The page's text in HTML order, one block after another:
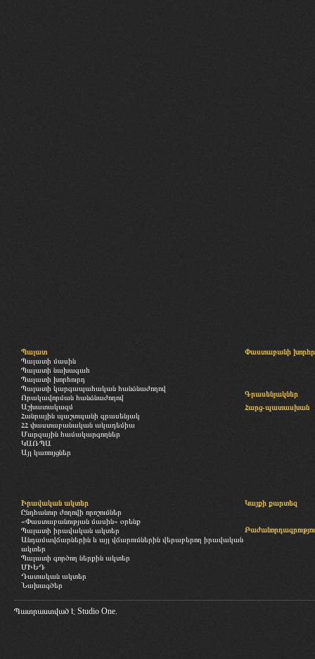
Պալատ
Պալատի մասին
Պալատի նախագահ
Պալատի խորհուրդ
Պալատի կարգապահական հանձնաժողով
Որակավորման հանձնաժողով
Աշխատակազմ
Հանրային պաշտպանի գրասենյակ
ՀՀ փաստաբանական ակադեմիա
Մարզային համակարգողներ
ԿԱՌՊԱ
Այլ կառույցներ
Փաստաբանի
Գրասենյակներ
Հարց-պատասխան
Իրավական ակտեր
Ընդհանուր ժողովի որոշումներ
«Փաստաբանության մասին» օրենք
Պալատի իրավական ակտեր
Անդամավճարներին և այլ վճարումներին վերաբերող իրավական
ակտեր
Պալատի գործող ներքին ակտեր
ՄԻԵԴ
Դատական ակտեր
Նախագծեր
Կայքի քարտեզ
Պատրաստված է Studio One.